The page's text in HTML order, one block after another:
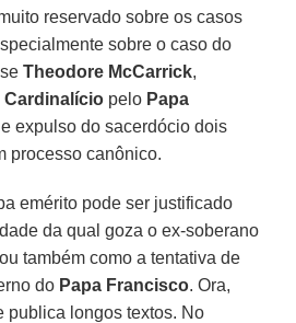
reservado sobre os casos
sobre o caso do
Theodore McCarrick,
Cardinalício pelo Papa
expulso do sacerdócio dois
processo canônico.
emérito pode ser justificado
da qual goza o ex-soberano
também como a tentativa de
do Papa Francisco. Ora,
publica longos textos. No